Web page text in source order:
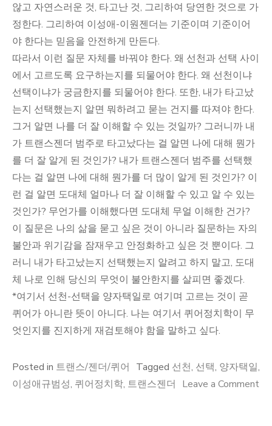
않고 자연스러운 것, 타고난 것, 그리하여 당연한 것으로 가
정한다. 그리하여 이성애-이원젠더는 기준이며 기준이어
야 한다는 믿음을 안전하게 만든다.
따라서 이런 질문 자체를 바꿔야 한다. 왜 선천과 선택 사이
에서 고르도록 요구하는지를 되물어야 한다. 왜 선천이냐
선택이냐가 궁금한지를 되물어야 한다. 또한, 내가 타고났
는지 선택했는지 알면 뭐하려고 묻는 건지를 따져야 한다.
그거 알면 나를 더 잘 이해할 수 있는 것일까? 그러니까 내
가 트랜스젠더 범주로 타고났다는 걸 알면 나에 대해 뭔가
를 더 잘 알게 된 것인가? 내가 트랜스젠더 범주를 선택했
다는 걸 알면 나에 대해 뭔가를 더 많이 알게 된 것인가? 이
런 걸 알면 도대체 얼마나 더 잘 이해할 수 있고 알 수 있는
것인가? 무언가를 이해했다면 도대체 무얼 이해한 건가?
이 질문은 나의 삶을 묻고 싶은 것이 아니라 질문하는 자의
불안과 위기감을 잠재우고 안정화하고 싶은 것 뿐이다. 그
러니 내가 타고났는지 선택했는지 알려고 하지 말고, 도대
체 나로 인해 당신의 무엇이 불안한지를 살피면 좋겠다.
*여기서 선천-선택을 양자택일로 여기며 고르는 것이 곧
퀴어가 아니란 뜻이 아니다. 나는 여기서 퀴어정치학이 무
엇인지를 진지하게 재검토해야 함을 말하고 싶다.
Posted in 트랜스/젠더/퀴어 Tagged 선천, 선택, 양자택일,
이성애규범성, 퀴어정치학, 트랜스젠더 Leave a Comment